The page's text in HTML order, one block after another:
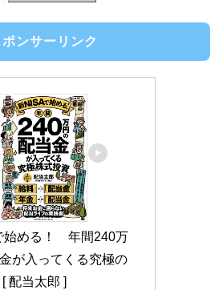
ポンサーリンク
始める！　年間240万
が入ってくる究極の
配当太郎 ]